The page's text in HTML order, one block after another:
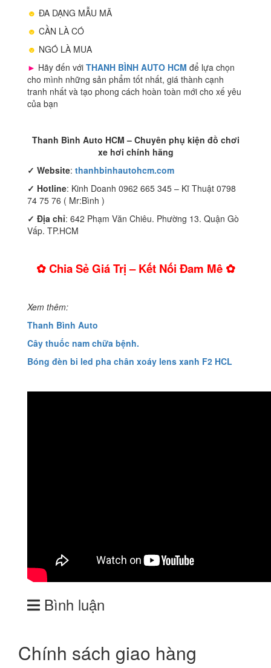
☻ ĐA DẠNG MẪU MÃ
☻ CẦN LÀ CÓ
☻ NGÓ LÀ MUA
► Hãy đến với THANH BÌNH AUTO HCM để lựa chọn
cho mình những sản phẩm tốt nhất, giá thành cạnh
tranh nhất và tạo phong cách hoàn toàn mới cho xế yêu
của bạn
Thanh Bình Auto HCM – Chuyên phụ kiện đồ chơi
xe hơi chính hãng
✓ Website: thanhbinhautohcm.com
✓ Hotline: Kinh Doanh 0962 665 345 – Kĩ Thuật 0798
74 75 76 ( Mr:Bình )
✓ Địa chỉ: 642 Phạm Văn Chiêu. Phường 13. Quận Gò
Vấp. TP.HCM
✿ Chia Sẻ Giá Trị – Kết Nối Đam Mê ✿
Xem thêm:
Thanh Bình Auto
Cây thuốc nam chữa bệnh.
Bóng đèn bi led pha chân xoáy lens xanh F2 HCL
Bình luận
Chính sách giao hàng